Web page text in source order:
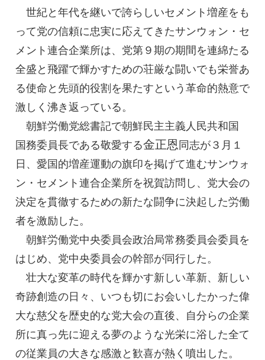
世紀と年代を継いで誇らしいセメント増産をも
って党の信頼に忠実に応えてきたサンウォン・セ
メント連合企業所は、党第９期の期間を連綿たる
全盛と飛躍で輝かすための荘厳な闘いでも栄誉あ
る使命と先頭的役割を果たすという革命的熱意で
激しく沸き返っている。
朝鮮労働党総書記で朝鮮民主主義人民共和国
国務委員長である敬愛する金正恩 同志が３月１
日、愛国的増産運動の旗印を掲げて進むサンウォ
ン・セメント連合企業所を祝賀訪問し、党大会の
決定を貫徹するための新たな闘争に決起した労働
者を激励した。
朝鮮労働党中央委員会政治局常務委員会委員を
はじめ、党中央委員会の幹部が同行した。
壮大な変革の時代を輝かす新しい革新、新しい
奇跡創造の日々、いつも切にお会いしたかった偉
大な慈父を歴史的な党大会の直後、自分らの企業
所に真っ先に迎える夢のような光栄に浴した全て
の従業員の大きな感激と歓喜が熱く噴出した。